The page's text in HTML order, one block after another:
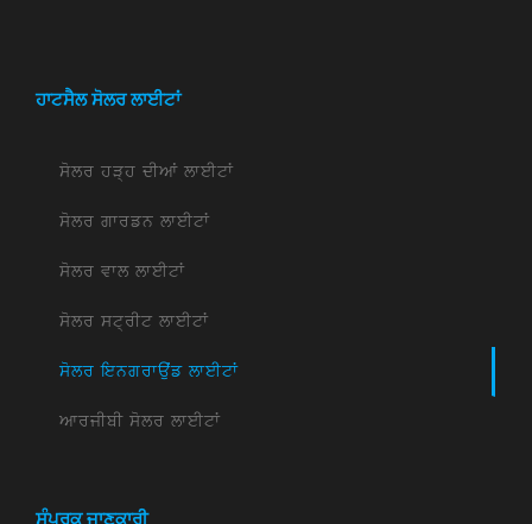
ਹਾਟਸੈਲ ਸੋਲਰ ਲਾਈਟਾਂ
ਸੋਲਰ ਹੜ੍ਹ ਦੀਆਂ ਲਾਈਟਾਂ
ਸੋਲਰ ਗਾਰਡਨ ਲਾਈਟਾਂ
ਸੋਲਰ ਵਾਲ ਲਾਈਟਾਂ
ਸੋਲਰ ਸਟ੍ਰੀਟ ਲਾਈਟਾਂ
ਸੋਲਰ ਇਨਗਰਾਉਂਡ ਲਾਈਟਾਂ
ਆਰਜੀਬੀ ਸੋਲਰ ਲਾਈਟਾਂ
ਸੰਪਰਕ ਜਾਣਕਾਰੀ